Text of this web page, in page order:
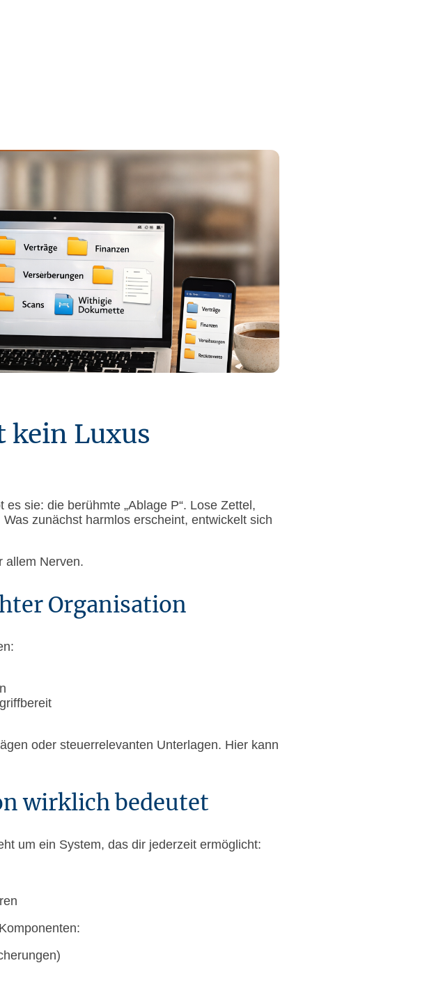
kein Luxus
sie: die berühmte „Ablage P“. Lose Zettel,
zunächst harmlos erscheint, entwickelt sich
allem Nerven.
Organisation
oder steuerrelevanten Unterlagen. Hier kann
wirklich bedeutet
um ein System, das dir jederzeit ermöglicht: